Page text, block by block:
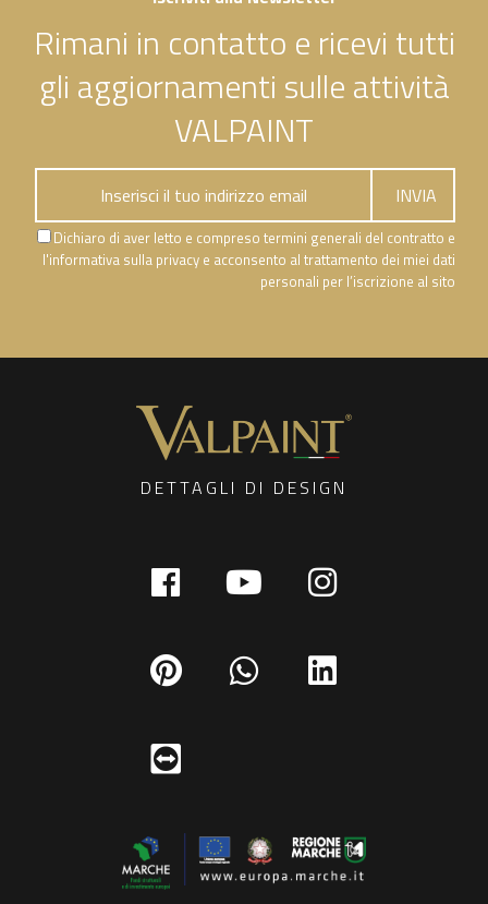
Rimani in contatto e ricevi tutti
gli aggiornamenti sulle attività
VALPAINT
Dichiaro di aver letto e compreso termini generali del contratto e
l'informativa sulla privacy e acconsento al trattamento dei miei dati
personali per l’iscrizione al sito
DETTAGLI DI DESIGN